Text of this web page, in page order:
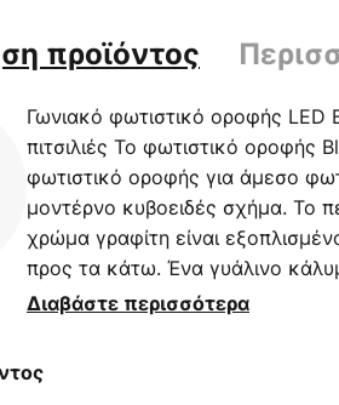
προϊόντος
Γωνιακό φωτιστικό οροφής
πιτσιλιές Το φωτιστικό οροφής
φωτιστικό οροφής για άμεσο
μοντέρνο κυβοειδές σχήμα. Το
χρώμα γραφίτη είναι
προς τα κάτω. Ένα γυάλινο
προστασία από πιτσιλιές νερού,
ελέγχου
Διαβάστε περισσότερα